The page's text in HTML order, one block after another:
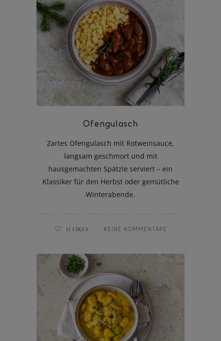
Ofengulasch
Zartes Ofengulasch mit Rotweinsauce,
langsam geschmort und mit
hausgemachten Spätzle serviert – ein
Klassiker für den Herbst oder gemütliche
Winterabende.
11 LIKES KEINE KOMMENTARE